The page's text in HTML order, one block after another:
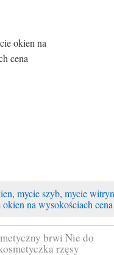
, mycie szyb, mycie
okien na wysokościach cena
brwi Nie do
rzęsy